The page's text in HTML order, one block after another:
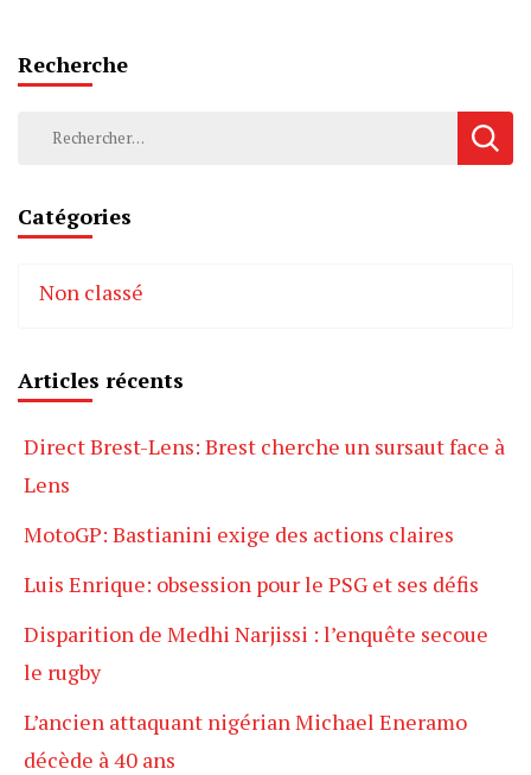
Recherche
Rechercher :
Catégories
Non classé
Articles récents
Direct Brest-Lens: Brest cherche un sursaut face à
Lens
MotoGP: Bastianini exige des actions claires
Luis Enrique: obsession pour le PSG et ses défis
Disparition de Medhi Narjissi : l’enquête secoue
le rugby
L’ancien attaquant nigérian Michael Eneramo
décède à 40 ans